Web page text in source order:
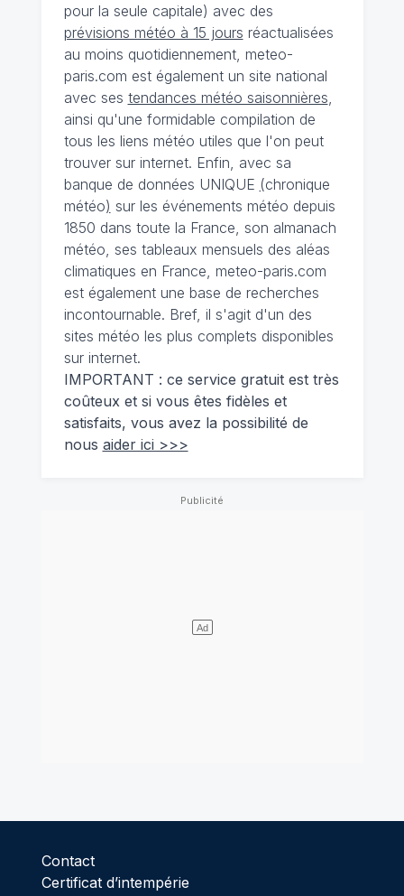
pour la seule capitale) avec des
prévisions météo à 15 jours réactualisées
au moins quotidiennement, meteo-
paris.com est également un site national
avec ses tendances météo saisonnières
ainsi qu'une formidable compilation de
tous les liens météo utiles que l'on peut
trouver sur internet. Enfin, avec sa
banque de données UNIQUE (chronique
météo) sur les événements météo depuis
1850 dans toute la France, son almanach
météo, ses tableaux mensuels des aléas
climatiques en France, meteo-paris.com
est également une base de recherches
incontournable. Bref, il s'agit d'un des
sites météo les plus complets disponibles
sur internet.
IMPORTANT : ce service gratuit est très
coûteux et si vous êtes fidèles et
satisfaits, vous avez la possibilité de
nous aider ici >>>
Contact
Certificat d’intempérie